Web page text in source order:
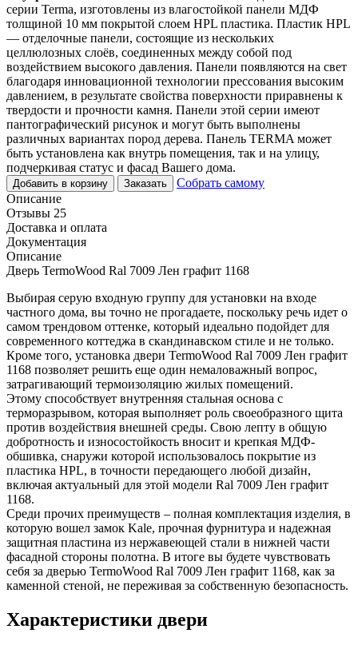
серии Terma, изготовлены из влагостойкой панели МДФ
толщиной 10 мм покрытой слоем HPL пластика. Пластик HPL
— отделочные панели, состоящие из нескольких
целлюлозных слоёв, соединенных между собой под
воздействием высокого давления. Панели появляются на свет
благодаря инновационной технологии прессования высоким
давлением, в результате свойства поверхности приравнены к
твердости и прочности камня. Панели этой серии имеют
пантографический рисунок и могут быть выполнены
различных вариантах пород дерева. Панель TERMA может
быть установлена как внутрь помещения, так и на улицу,
подчеркивая статус и фасад Вашего дома.
Добавить в корзину Заказать
Собрать самому
Описание
Отзывы 25
Доставка и оплата
Документация
Описание
Дверь TermoWood Ral 7009 Лен графит 1168
Выбирая серую входную группу для установки на входе
частного дома, вы точно не прогадаете, поскольку речь идет о
самом трендовом оттенке, который идеально подойдет для
современного коттеджа в скандинавском стиле и не только.
Кроме того, установка двери TermoWood Ral 7009 Лен графит
1168 позволяет решить еще один немаловажный вопрос,
затрагивающий термоизоляцию жилых помещений.
Этому способствует внутренняя стальная основа с
терморазрывом, которая выполняет роль своеобразного щита
против воздействия внешней среды. Свою лепту в общую
добротность и износостойкость вносит и крепкая МДФ-
обшивка, снаружи которой использовалось покрытие из
пластика HPL, в точности передающего любой дизайн,
включая актуальный для этой модели Ral 7009 Лен графит
1168.
Среди прочих преимуществ – полная комплектация изделия, в
которую вошел замок Kale, прочная фурнитура и надежная
защитная пластина из нержавеющей стали в нижней части
фасадной стороны полотна. В итоге вы будете чувствовать
себя за дверью TermoWood Ral 7009 Лен графит 1168, как за
каменной стеной, не переживая за собственную безопасность.
Характеристики двери